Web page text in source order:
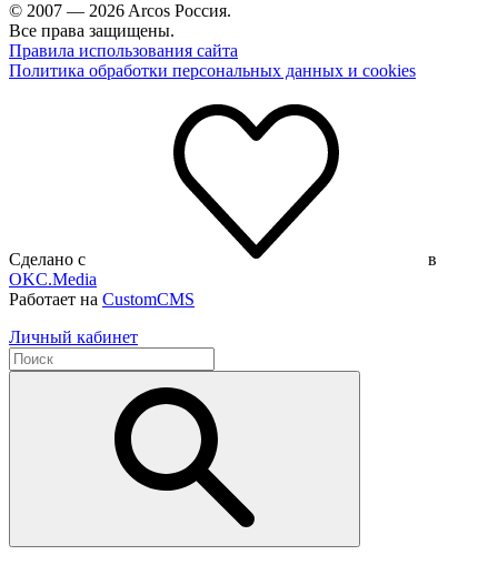
© 2007 — 2026 Arcos Россия.
Все права защищены.
Правила использования сайта
Политика обработки персональных данных и cookies
Сделано с
в
OKC.Media
Работает на CustomCMS
Личный кабинет